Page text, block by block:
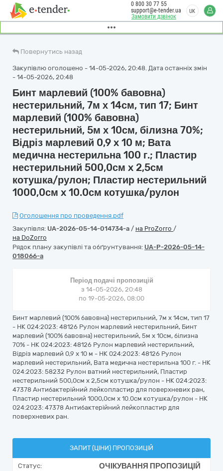
Замовити дзвінок
0 800 30 77 55
support@e-tender.ua
UK
Повернутись назад
Закупівлю оголошено - 14-05-2026, 20:48. Дата останніх змін
- 14-05-2026, 20:48
Бинт марлевий (100% бавовна)
нестерильний, 7м х 14см, тип 17; Бинт
марлевий (100% бавовна)
нестерильний, 5м х 10см, білизна 70%;
Відріз марлевий 0,9 x 10 м; Вата
медична нестерильна 100 г.; Пластир
нестерильний 500,0см x 2,5см
котушка/рулон; Пластир нестерильний
1000,0см x 10.0см котушка/рулон
Оголошення про проведення.pdf
Закупівля: UA-2026-05-14-014734-a / на ProZorro /
на DoZorro
Рядок плану закупівлі та обґрунтування: UA-P-2026-05-14-
018066-a
Період подачі пропозицій
з 14-05-2026, 20:48
по 19-05-2026, 08:00
Бинт марлевий (100% бавовна) нестерильний, 7м х 14см, тип 17
- НК 024:2023: 48126 Рулон марлевий нестерильний, Бинт
марлевий (100% бавовна) нестерильний, 5м х 10см, білизна
70% - НК 024:2023: 48126 Рулон марлевий нестерильний,
Відріз марлевий 0,9 x 10 м - НК 024:2023: 48126 Рулон
марлевий нестерильний, Вата медична нестерильна 100 г. - НК
024:2023: 58232 Рулон ватний нестерильний, Пластир
нестерильний 500,0см x 2,5см котушка/рулон - НК 024:2023:
47378 Антибактерійний лейкопластир для поверхневих ран,
Пластир нестерильний 1000,0см x 10.0см котушка/рулон - НК
024:2023: 47378 Антибактерійний лейкопластир для
поверхневих ран.
ЗАПИТ (ЦІНИ) ПРОПОЗИЦІЙ
Статус: ОЧІКУВАННЯ ПРОПОЗИЦІЙ